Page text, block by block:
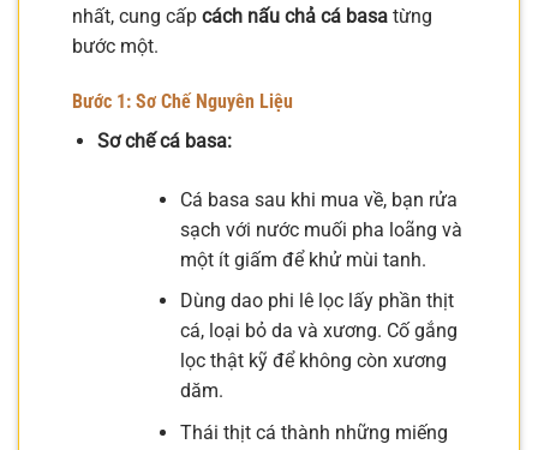
nhất, cung cấp cách nấu chả cá basa từng
bước một.
Bước 1: Sơ Chế Nguyên Liệu
Sơ chế cá basa:
Cá basa sau khi mua về, bạn rửa
sạch với nước muối pha loãng và
một ít giấm để khử mùi tanh.
Dùng dao phi lê lọc lấy phần thịt
cá, loại bỏ da và xương. Cố gắng
lọc thật kỹ để không còn xương
dăm.
Thái thịt cá thành những miếng